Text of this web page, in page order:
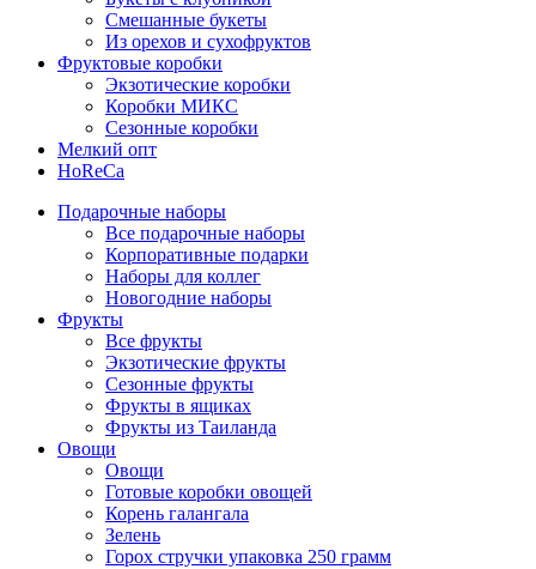
Смешанные букеты
Из орехов и сухофруктов
Фруктовые коробки
Экзотические коробки
Коробки МИКС
Сезонные коробки
Мелкий опт
HoReCa
Подарочные наборы
Все подарочные наборы
Корпоративные подарки
Наборы для коллег
Новогодние наборы
Фрукты
Все фрукты
Экзотические фрукты
Сезонные фрукты
Фрукты в ящиках
Фрукты из Таиланда
Овощи
Овощи
Готовые коробки овощей
Корень галангала
Зелень
Горох стручки упаковка 250 грамм